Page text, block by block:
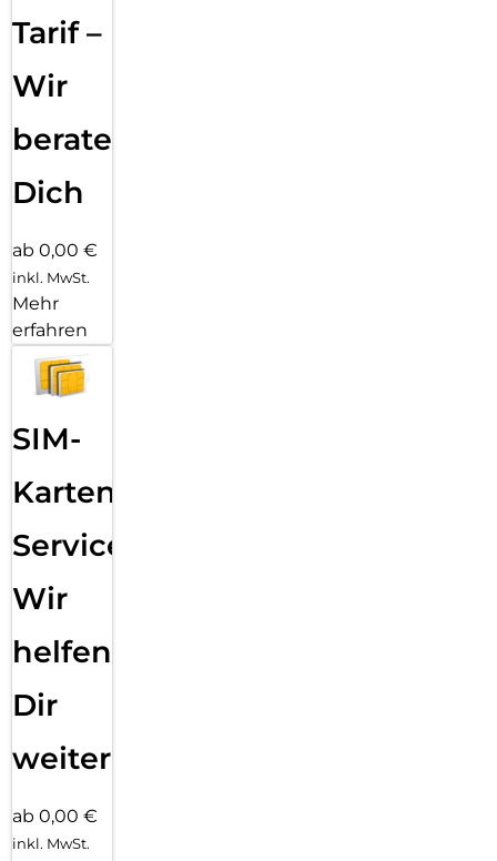
Tarif –
Wir
beraten
Dich
ab 0,00 €
inkl. MwSt.
Mehr
erfahren
SIM-
Karten
Service:
Wir
helfen
Dir
weiter
ab 0,00 €
inkl. MwSt.